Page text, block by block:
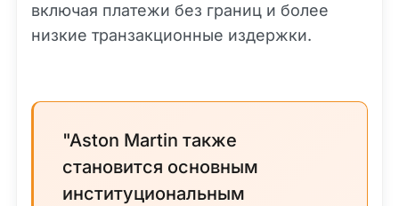
включая платежи без границ и более
низкие транзакционные издержки.
"Aston Martin также
становится основным
институциональным